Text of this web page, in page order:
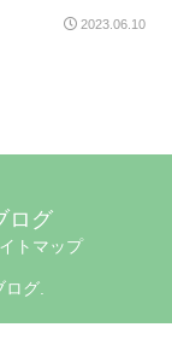
2023.06.10
トマップ
グ.